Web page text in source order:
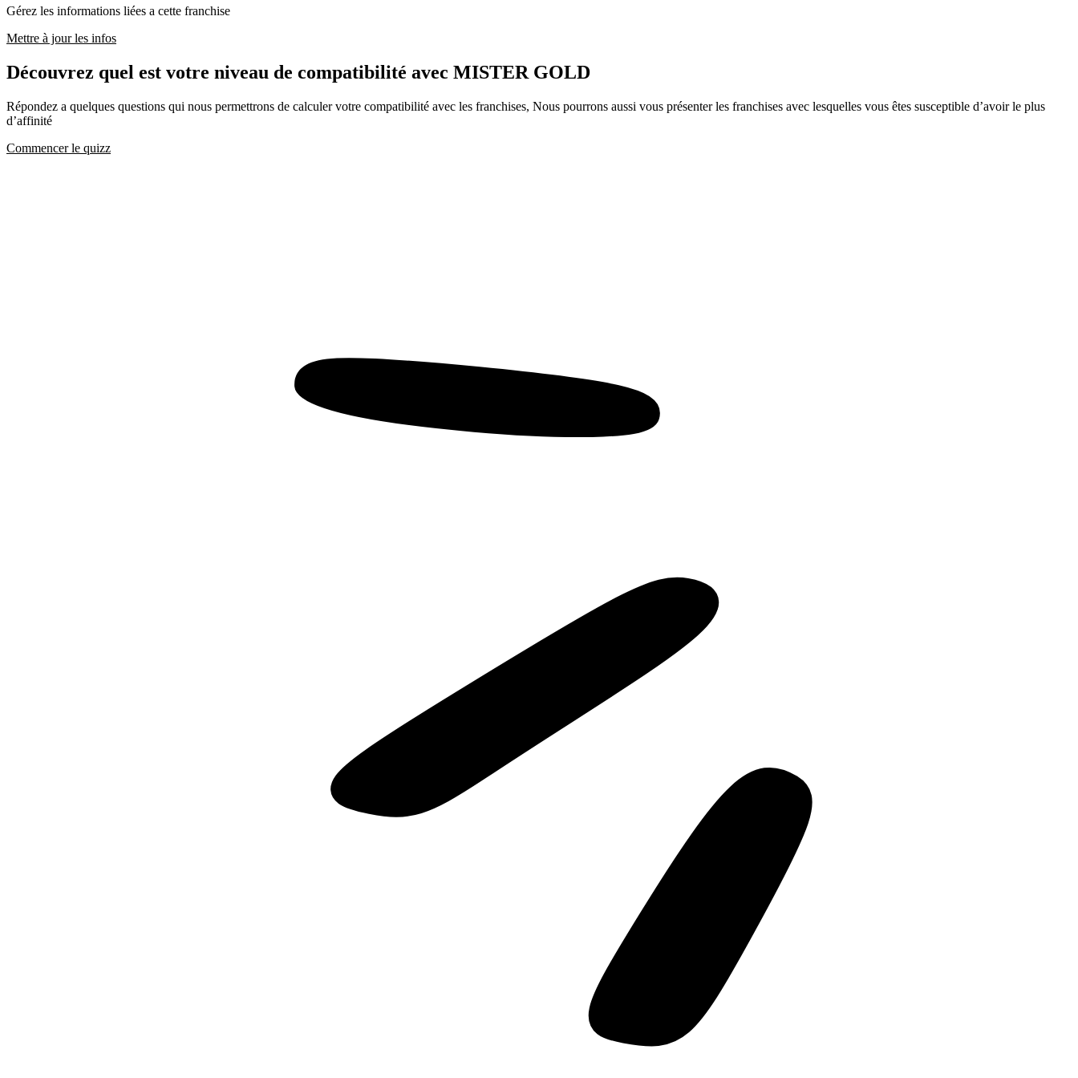
Gérez les informations liées a cette franchise
Mettre à jour les infos
Découvrez quel est votre niveau de compatibilité avec MISTER GOLD
Répondez a quelques questions qui nous permettrons de calculer votre compatibilité avec les franchises, Nous pourrons aussi vous présenter les franchises avec lesquelles vous êtes susceptible d’avoir le plus
d’affinité
Commencer le quizz